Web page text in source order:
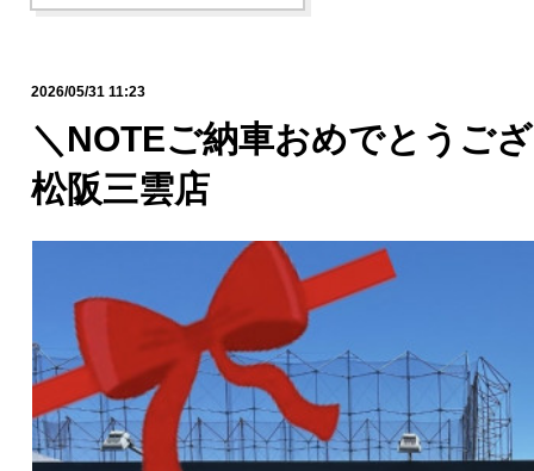
2026/05/31 11:23
＼NOTEご納車おめでとうご
松阪三雲店